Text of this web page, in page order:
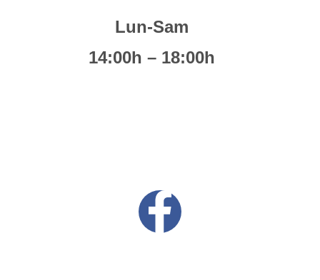
Lun-Sam
14:00h – 18:00h